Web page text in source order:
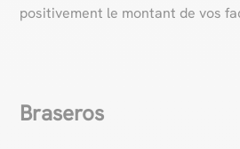
positivement le montant de vos
Braseros